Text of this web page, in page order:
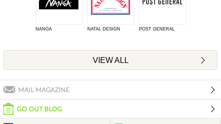
NANGA NATAL DESIGN POST GENERAL
VIEW ALL